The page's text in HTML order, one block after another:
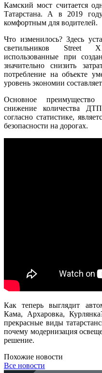
Камский мост считается
Татарстана. А в 2019
комфортным для водителей.
Что изменилось? Здесь
светильников Street
использованные при
значительно снизить
потребление на объекте
уровень экономии
Основное
снижение количества
согласно статистике,
безопасности на дорогах.
Как теперь выглядит
Кама, Архаровка,
прекрасные виды
почему модернизация
решение.
Похожие новости
Все новости